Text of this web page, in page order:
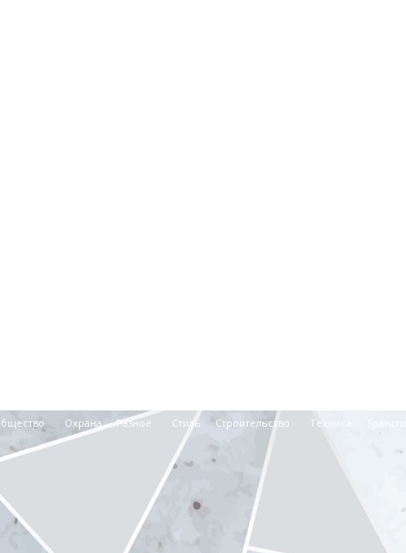
Охрана Разное Стиль Строительство Техника